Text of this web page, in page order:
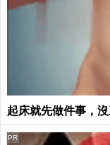
起床就先做件事，
PR